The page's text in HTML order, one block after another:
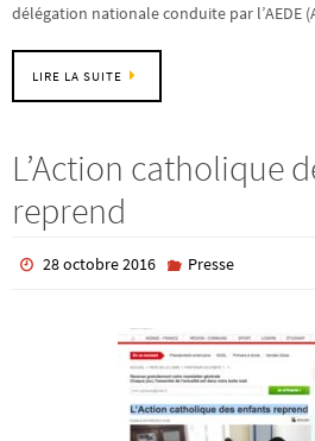
délégation nationale conduite par l’AEDE
LIRE LA SUITE
L’Action catholique
reprend
28 octobre 2016 Presse